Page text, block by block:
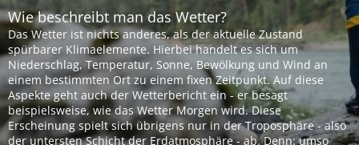
Wie beschreibt man das Wetter?
Das Wetter ist nichts anderes, als der aktuelle Zustand
spürbarer Klimaelemente. Hierbei handelt es sich um
Niederschlag, Temperatur, Sonne, Bewölkung und Wind an
einem bestimmten Ort zu einem fixen Zeitpunkt. Auf diese
Aspekte geht auch der Wetterbericht ein - er besagt
beispielsweise, wie das Wetter Morgen wird. Diese
Erscheinung spielt sich übrigens nur in der Troposphäre - also
der untersten Schicht der Erdatmosphäre - ab. Denn: umso